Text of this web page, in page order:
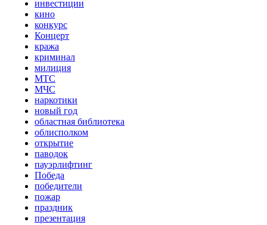
инвестиции
кино
конкурс
Концерт
кража
криминал
милиция
МТС
МЧС
наркотики
новый год
областная библиотека
облисполком
открытие
паводок
пауэрлифтинг
Победа
победители
пожар
праздник
презентация